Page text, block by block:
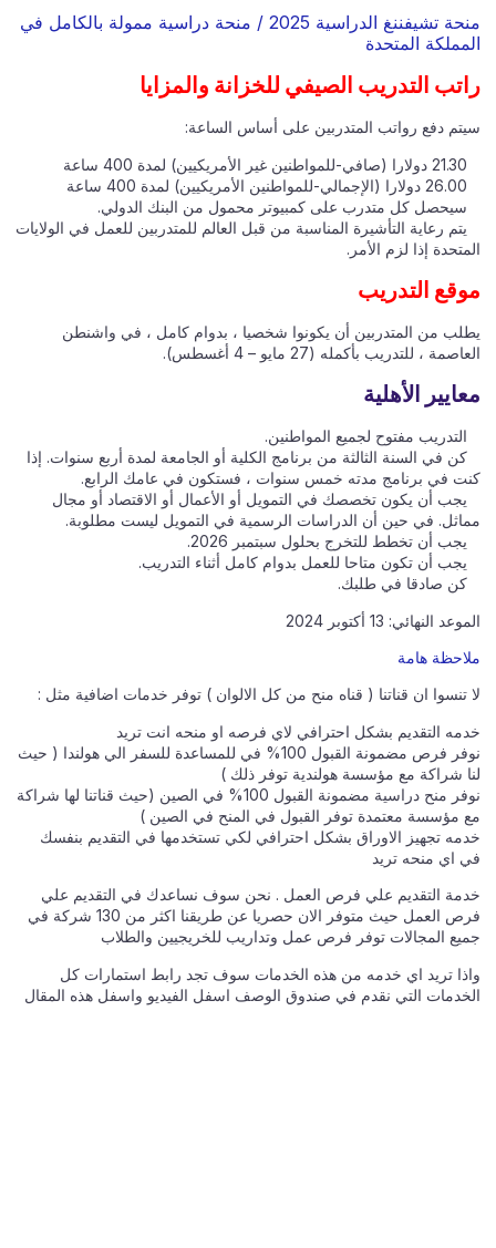
منحة تشيفننغ الدراسية 2025 / منحة دراسية ممولة بالكامل في
المملكة المتحدة
راتب التدريب الصيفي للخزانة والمزايا
سيتم دفع رواتب المتدربين على أساس الساعة:
سيحصل كل متدرب على كمبيوتر محمول من البنك الدولي.
يتم رعاية التأشيرة المناسبة من قبل العالم للمتدربين للعمل في الولايات
المتحدة إذا لزم الأمر.
موقع التدريب
يطلب من المتدربين أن يكونوا شخصيا ، بدوام كامل ، في واشنطن
العاصمة ، للتدريب بأكمله (27 مايو – 4 أغسطس).
معايير الأهلية
التدريب مفتوح لجميع المواطنين.
كن في السنة الثالثة من برنامج الكلية أو الجامعة لمدة أربع سنوات. إذا
كنت في برنامج مدته خمس سنوات ، فستكون في عامك الرابع.
يجب أن يكون تخصصك في التمويل أو الأعمال أو الاقتصاد أو مجال
مماثل. في حين أن الدراسات الرسمية في التمويل ليست مطلوبة.
يجب أن تخطط للتخرج بحلول سبتمبر 2026.
يجب أن تكون متاحا للعمل بدوام كامل أثناء التدريب.
كن صادقا في طلبك.
الموعد النهائي: 13 أكتوبر 2024
ملاحظة هامة
لا تنسوا ان قناتنا ( قناه منح من كل الالوان ) توفر خدمات اضافية مثل :
خدمه التقديم بشكل احترافي لاي فرصه او منحه انت تريد
نوفر فرص مضمونة القبول 100% في للمساعدة للسفر الي هولندا ( حيث
لنا شراكة مع مؤسسة هولندية توفر ذلك )
نوفر منح دراسية مضمونة القبول 100% في الصين (حيث قناتنا لها شراكة
مع مؤسسة معتمدة توفر القبول في المنح في الصين )
خدمه تجهيز الاوراق بشكل احترافي لكي تستخدمها في التقديم بنفسك
في اي منحه تريد
خدمة التقديم علي فرص العمل . نحن سوف نساعدك في التقديم علي
فرص العمل حيث متوفر الان حصريا عن طريقنا اكثر من 130 شركة في
جميع المجالات توفر فرص عمل وتداريب للخريجيين والطلاب
واذا تريد اي خدمه من هذه الخدمات سوف تجد رابط استمارات كل
الخدمات التي نقدم في صندوق الوصف اسفل الفيديو واسفل هذه المقال